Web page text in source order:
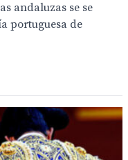
andaluzas se se
portuguesa de